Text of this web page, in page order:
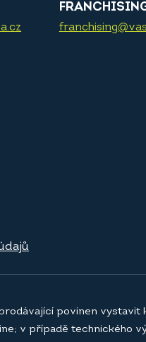
povinen
v případě technického